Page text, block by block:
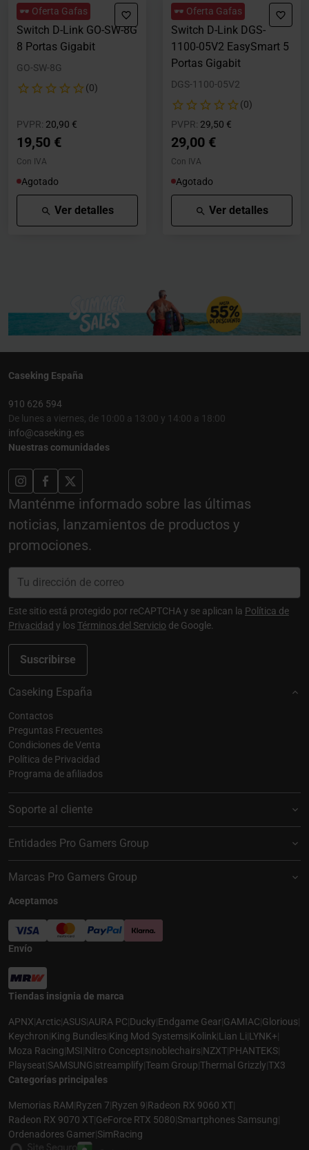
🕶️ Oferta Gafas
Switch D-Link GO-SW-8G
8 Portas Gigabit
GO-SW-8G
(0)
PVPR: Precio rebajado desde
20,90 €
19,50 €
Con IVA
Agotado
Ver detalles
🕶️ Oferta Gafas
Switch D-Link DGS-
1100-05V2 EasySmart 5
Portas Gigabit
DGS-1100-05V2
(0)
PVPR: Precio rebajado desde
29,50 €
29,00 €
Con IVA
Agotado
Ver detalles
Caseking España
910 626 594
De lunes a viernes, de 10:00 a 13:00 y 14:00 a 18:00
info@caseking.es
Nuestras comunidades
Manténme informado sobre las últimas
noticias, lanzamientos de productos y
promociones.
Suscribirse
Este sitio está protegido por reCAPTCHA y se aplican la Política de
Privacidad y losTérminos del Servicio de Google.
Caseking España
Contactos
Preguntas Frecuentes
Condiciones de Venta
Política de Privacidad
Programa de afiliados
Soporte al cliente
Entidades Pro Gamers Group
Marcas Pro Gamers Group
Aceptamos
Envío
Tiendas insignia de marca
APNX|Arctic|ASUS|AURA PC|Ducky|Endgame Gear|GAMIAC|Glorious|
Keychron|King Bundles|King Mod Systems|Kolink|Lian Li|LYNK+|
Moza Racing|MSI|Nitro Concepts|noblechairs|NZXT|PHANTEKS|
Playseat|SAMSUNG|streamplify|Team Group|Thermal Grizzly|TX3
Categorías principales
Memorias RAM|Ryzen 7|Ryzen 9|Radeon RX 9060 XT|
Radeon RX 9070 XT|GeForce RTX 5080|Smartphones Samsung|
Ordenadores Gamer|SimRacing